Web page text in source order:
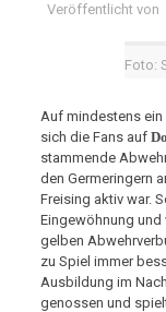
Veröffentlicht von
Foto:
Auf mindestens ein
sich die Fans auf
stammende
den Germeringern
Freising aktiv war.
Eingewöhnung
gelben
zu Spiel immer
Ausbildung im
genossen und